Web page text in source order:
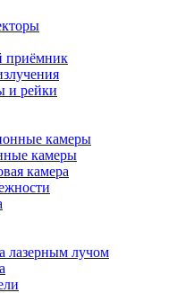
приёмник
и рейки
камеры
камера
лазерным лучом